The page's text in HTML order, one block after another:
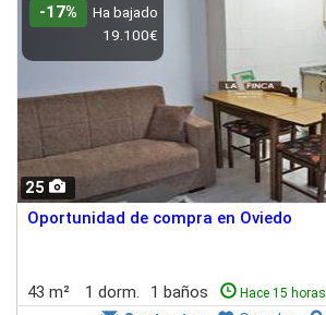
25
-17%
Ha bajado
19.100€
Oportunidad de compra en Oviedo
43 m² 1 dorm. 1 baños Hace 15 horas